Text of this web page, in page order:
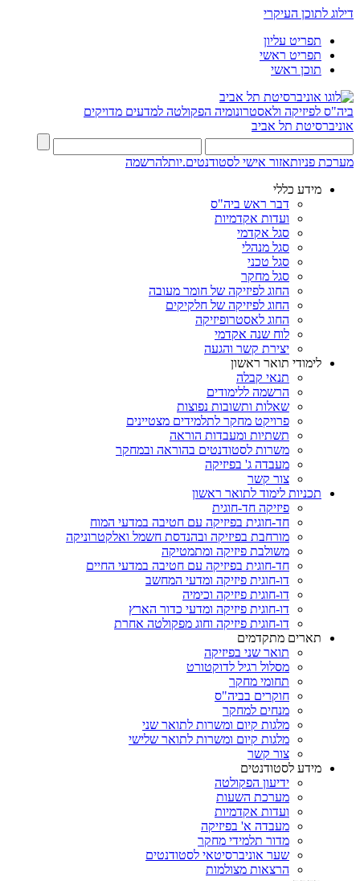
דילוג לתוכן העיקרי
תפריט עליון
תפריט ראשי
תוכן ראשי
ביה"ס לפיזיקה ולאסטרונומיה הפקולטה למדעים מדויקים
אוניברסיטת תל אביב
מערכת פניותאזור אישי לסטודנטים.יותלהרשמה
מידע כללי
דבר ראש ביה"ס
ועדות אקדמיות
סגל אקדמי
סגל מנהלי
סגל טכני
סגל מחקר
החוג לפיזיקה של חומר מעובה
החוג לפיזיקה של חלקיקים
החוג לאסטרופיזיקה
לוח שנה אקדמי
יצירת קשר והגעה
לימודי תואר ראשון
תנאי קבלה
הרשמה ללימודים
שאלות ותשובות נפוצות
פרויקט מחקר לתלמידים מצטיינים
תשתיות ומעבדות הוראה
משרות לסטודנטים בהוראה ובמחקר
מעבדה ג' בפיזיקה
צור קשר
תכניות לימוד לתואר ראשון
פיזיקה חד-חוגית
חד-חוגית בפיזיקה עם חטיבה במדעי המוח
מורחבת בפיזיקה ובהנדסת חשמל ואלקטרוניקה
משולבת פיזיקה ומתמטיקה
חד-חוגית בפיזיקה עם חטיבה במדעי החיים
דו-חוגית פיזיקה ומדעי המחשב
דו-חוגית פיזיקה וכימיה
דו-חוגית פיזיקה ומדעי כדור הארץ
דו-חוגית פיזיקה וחוג מפקולטה אחרת
תארים מתקדמים
תואר שני בפיזיקה
מסלול רגיל לדוקטורט
תחומי מחקר
חוקרים בביה"ס
מנחים למחקר
מלגות קיום ומשרות לתואר שני
מלגות קיום ומשרות לתואר שלישי
צור קשר
מידע לסטודנטים
ידיעון הפקולטה
מערכת השעות
ועדות אקדמיות
מעבדה א' בפיזיקה
מדור תלמידי מחקר
שער אוניברסיטאי לסטודנטים
הרצאות מצולמות